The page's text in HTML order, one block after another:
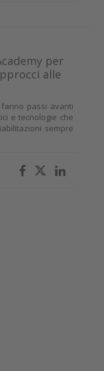
per
alle
passi avanti
e tecnologie che
sempre